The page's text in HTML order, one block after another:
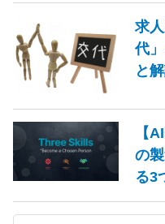
求
代
と
【
の
る3